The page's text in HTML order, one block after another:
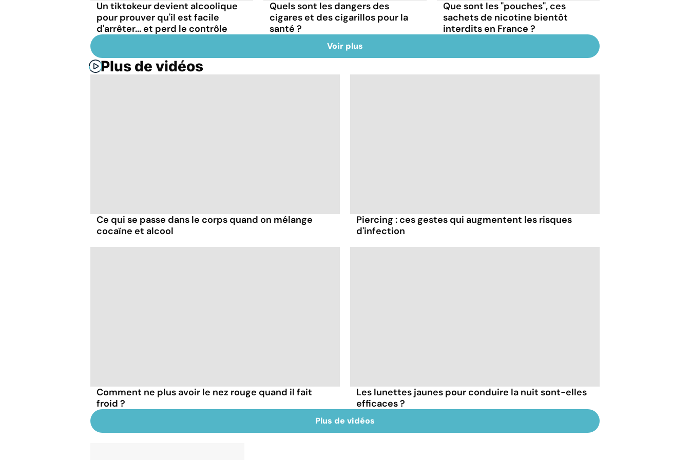
Un tiktokeur devient alcoolique
pour prouver qu'il est facile
d'arrêter... et perd le contrôle
Quels sont les dangers des
cigares et des cigarillos pour la
santé ?
Que sont les "pouches", ces
sachets de nicotine bientôt
interdits en France ?
Voir plus
Plus de vidéos
Ce qui se passe dans le corps quand on mélange
cocaïne et alcool
Piercing : ces gestes qui augmentent les risques
d'infection
Comment ne plus avoir le nez rouge quand il fait
froid ?
Les lunettes jaunes pour conduire la nuit sont-elles
efficaces ?
Plus de vidéos